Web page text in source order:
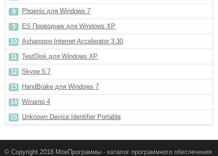
Phoenix для Windows 7
ES Проводник для Windows XP
Ashampoo Internet Accelerator 3.30
TestDisk для Windows XP
Skype 5.7
HandBrake для Windows 7
Winamp 4
Unknown Device Identifier Portable
© Copyright 2018 МоиПрограммы - каталог программного обеспечения.